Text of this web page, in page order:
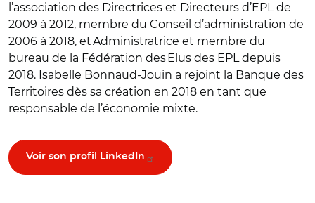
l’association des Directrices et Directeurs d’EPL de
2009 à 2012, membre du Conseil d’administration de
2006 à 2018, et Administratrice et membre du
bureau de la Fédération des Elus des EPL depuis
2018. Isabelle Bonnaud-Jouin a rejoint la Banque des
Territoires dès sa création en 2018 en tant que
responsable de l’économie mixte.
Voir son profil LinkedIn